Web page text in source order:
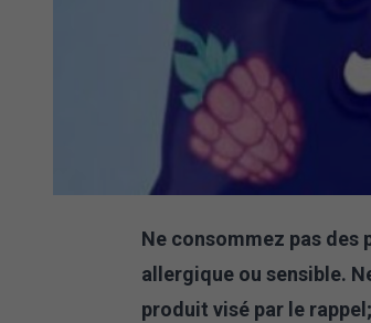
Ne consommez pas des
allergique ou sensible.
produit visé par le